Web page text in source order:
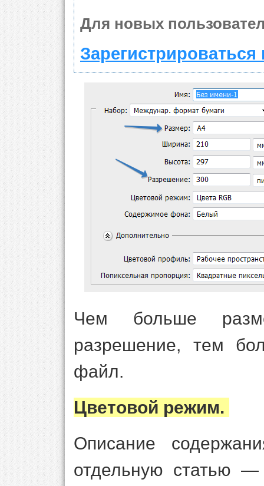
Для новых
Зарегистрироваться
Чем больше
разрешение, тем
файл.
Цветовой режим.
Описание
отдельную статью